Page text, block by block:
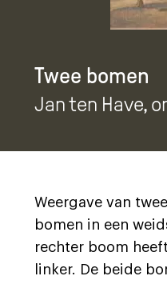
Twee bomen
Jan ten Have,
Weergave van
bomen in een
rechter boom
linker. De beide